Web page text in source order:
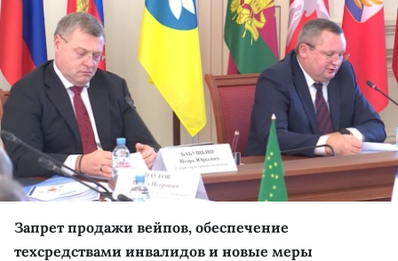
Запрет продажи вейпов, обеспечение
техсредствами инвалидов и новые меры